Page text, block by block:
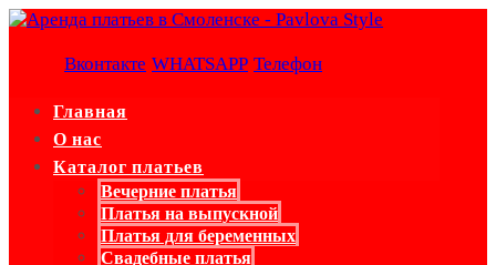
Вконтакте WHATSAPP Телефон
Главная
О нас
Каталог платьев
Вечерние платья
Платья на выпускной
Платья для беременных
Свадебные платья